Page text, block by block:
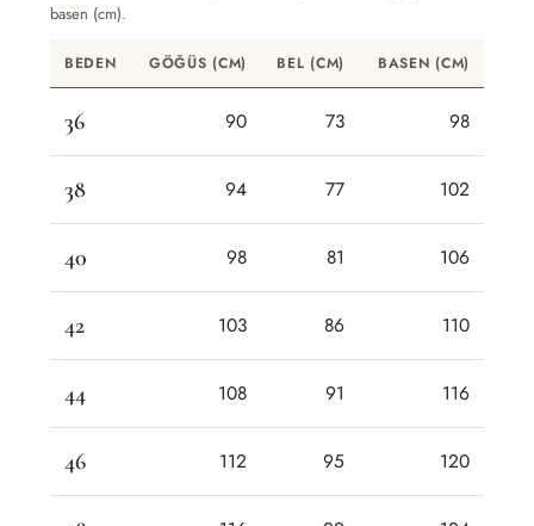
basen (cm).
BEDEN GÖĞÜS (CM) BEL (CM) BASEN (CM)
36 90 73 98
38 94 77 102
40 98 81 106
42 103 86 110
44 108 91 116
46 112 95 120